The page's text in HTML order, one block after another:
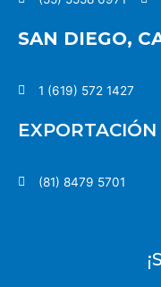
SAN DIEGO,
1 (619) 572 1427
EXPORTACIÓN
(81) 8479 5701